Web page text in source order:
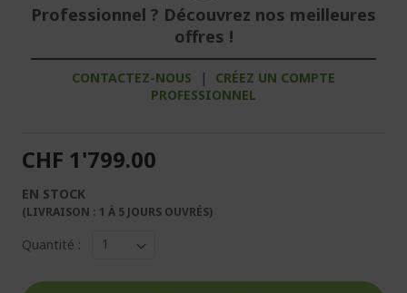
Professionnel ? Découvrez nos meilleures
offres !
CONTACTEZ-NOUS |
CRÉEZ UN COMPTE
PROFESSIONNEL
CHF 1'799.00
EN STOCK
(LIVRAISON : 1 À 5 JOURS OUVRÉS)
Quantité :